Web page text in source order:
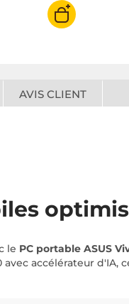
AVIS CLIENT
le PC portable ASUS
avec accélérateur